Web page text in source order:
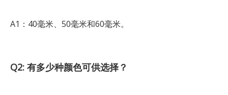
A1：40毫米、50毫米和60毫米。
Q2: 有多少种颜色可供选择？